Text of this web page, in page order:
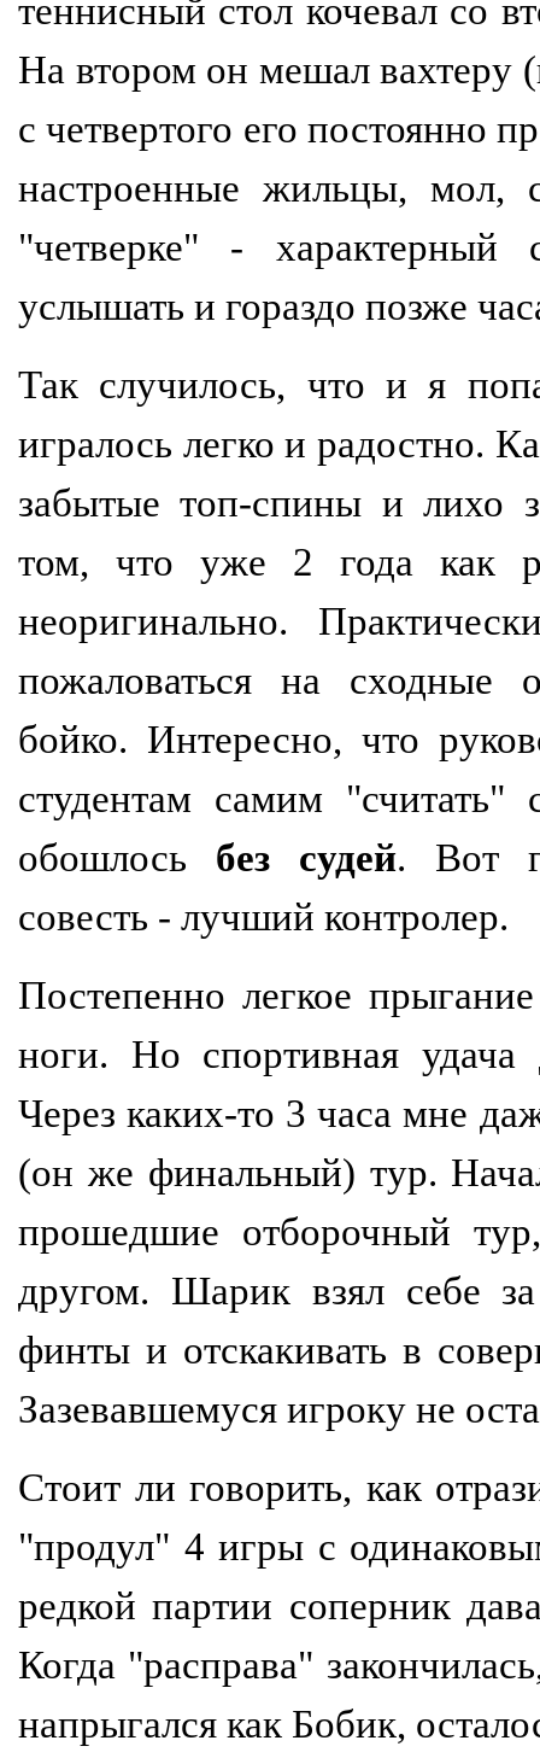
теннисный стол кочевал со
На втором он мешал вахтеру
с четвертого его постоянно
настроенные жильцы, мол,
"четверке" -
услышать и гораздо позже
Так случилось, что и я
игралось легко и радостно.
забытые топ-спины и лихо
том, что уже 2 года как
неоригинально.
пожаловаться на сходные
бойко. Интересно, что
студентам самим "считать"
обошлось без судей. Вот
совесть - лучший контролер.
Постепенно легкое
ноги. Но спортивная
Через каких-то 3 часа мне
(он же финальный) тур.
прошедшие отборочный
другом. Шарик взял себе
финты и отскакивать в
Зазевавшемуся игроку не
Стоит ли говорить, как
"продул" 4 игры с
редкой партии соперник
Когда "расправа"
напрыгался как Бобик,